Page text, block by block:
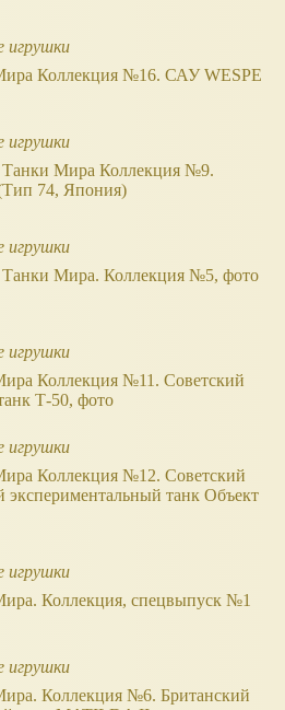
игрушки
Коллекция №16. САУ WESPE
игрушки
Мира Коллекция №9.
74, Япония)
игрушки
Мира. Коллекция №5, фото
игрушки
Коллекция №11. Советский
Т-50, фото
игрушки
Коллекция №12. Советский
экспериментальный танк Объект
игрушки
Коллекция, спецвыпуск №1
игрушки
Коллекция №6. Британский